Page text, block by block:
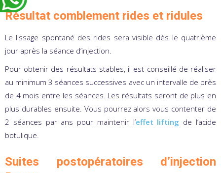
Résultat comblement rides et ridules
Le lissage spontané des rides sera visible dès le quatrième
jour après la séance d’injection.
Pour obtenir des résultats stables, il est conseillé de réaliser
au minimum 3 séances successives avec un intervalle de près
de 4 mois entre les séances. Les résultats seront de plus en
plus durables ensuite. Vous pourrez alors vous contenter de
2 séances par ans pour maintenir l’effet lifting de l’acide
botulique.
Suites postopératoires d’injection